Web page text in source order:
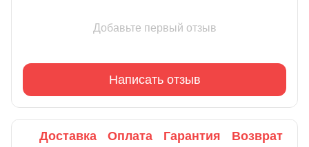
Добавьте первый отзыв
Написать отзыв
Доставка Оплата Гарантия Возврат